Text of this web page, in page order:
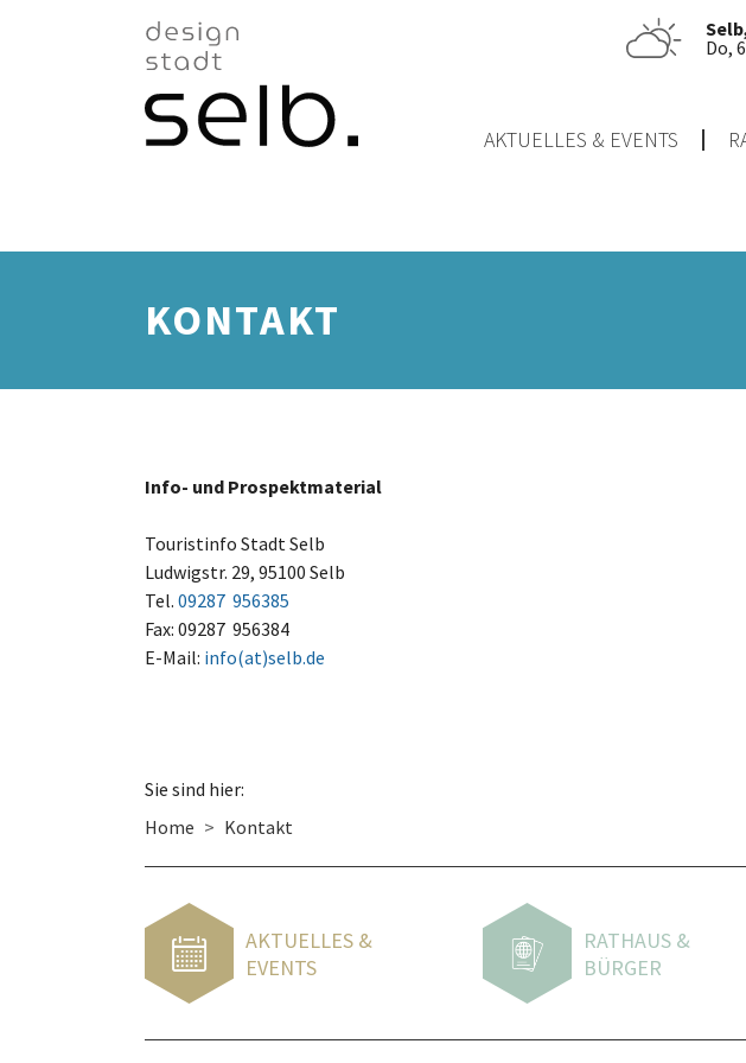
Do,
AKTUELLES & EVENTS
KONTAKT
Info- und Prospektmaterial
Touristinfo Stadt Selb
Ludwigstr. 29, 95100 Selb
Tel. 09287 956385
Fax: 09287 956384
E-Mail: info(at)selb.de
Sie sind hier:
Home
Kontakt
AKTUELLES &
EVENTS
RATHAUS &
BÜRGER